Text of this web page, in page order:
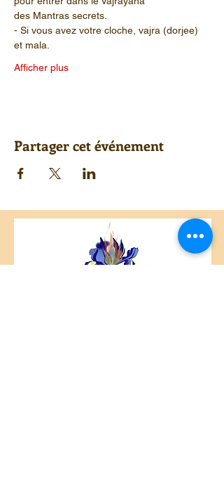
des Mantras secrets.
- Si vous avez votre cloche, vajra (dorjee)
et mala.
Afficher plus
Partager cet événement